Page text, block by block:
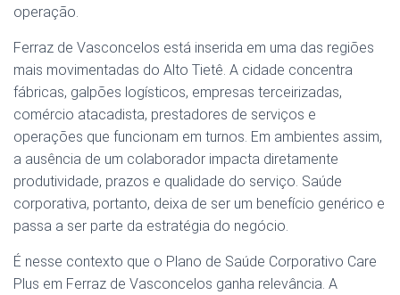
operação.
Ferraz de Vasconcelos está inserida em uma das regiões
mais movimentadas do Alto Tietê. A cidade concentra
fábricas, galpões logísticos, empresas terceirizadas,
comércio atacadista, prestadores de serviços e
operações que funcionam em turnos. Em ambientes assim,
a ausência de um colaborador impacta diretamente
produtividade, prazos e qualidade do serviço. Saúde
corporativa, portanto, deixa de ser um benefício genérico e
passa a ser parte da estratégia do negócio.
É nesse contexto que o Plano de Saúde Corporativo Care
Plus em Ferraz de Vasconcelos ganha relevância. A